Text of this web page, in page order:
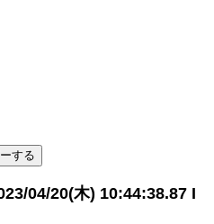
する
04/20(木) 10:44:38.87 I